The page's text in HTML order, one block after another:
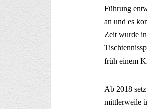
Führung
an und es
Zeit wurde
früh einem
Ab 2018
mittlerweile